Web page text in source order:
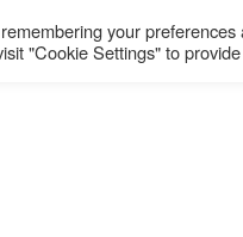
Bar de la marine:
your
"Cookie Settings" to